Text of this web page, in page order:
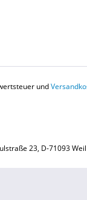
und
23, D-71093